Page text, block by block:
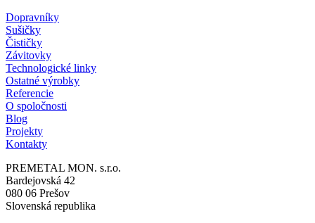
Dopravníky
Sušičky
Čističky
Závitovky
Technologické linky
Ostatné výrobky
Referencie
O spoločnosti
Blog
Projekty
Kontakty
PREMETAL MON. s.r.o.
Bardejovská 42
080 06 Prešov
Slovenská republika